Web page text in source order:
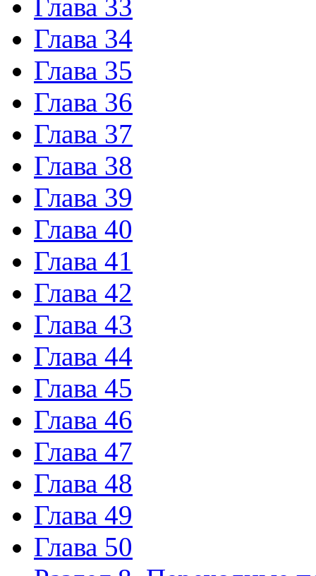
Глава 33
Глава 34
Глава 35
Глава 36
Глава 37
Глава 38
Глава 39
Глава 40
Глава 41
Глава 42
Глава 43
Глава 44
Глава 45
Глава 46
Глава 47
Глава 48
Глава 49
Глава 50